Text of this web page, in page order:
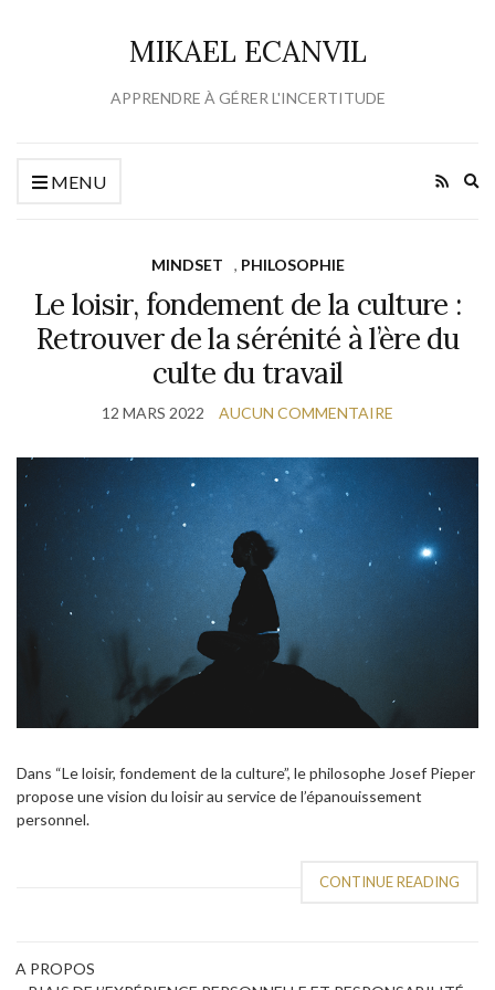
MIKAEL ECANVIL
APPRENDRE À GÉRER L'INCERTITUDE
MENU
MINDSET , PHILOSOPHIE
Le loisir, fondement de la culture :
Retrouver de la sérénité à l’ère du
culte du travail
12 MARS 2022 AUCUN COMMENTAIRE
Dans “Le loisir, fondement de la culture”, le philosophe Josef Pieper
propose une vision du loisir au service de l’épanouissement
personnel.
CONTINUE READING
A PROPOS